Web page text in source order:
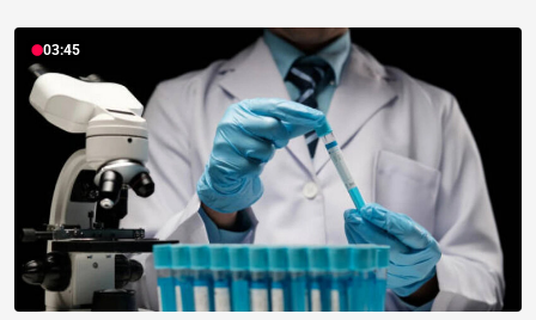
03:45